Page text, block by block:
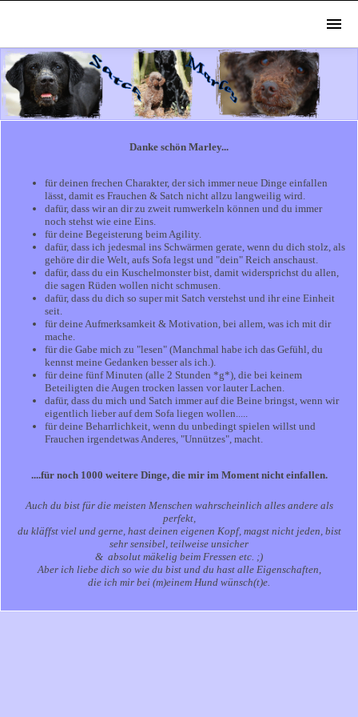
Danke schön Marley...
für deinen frechen Charakter, der sich immer neue Dinge einfallen
lässt, damit es Frauchen & Satch nicht allzu langweilig wird.
dafür, dass wir an dir zu zweit rumwerkeln können und du immer
noch stehst wie eine Eins.
für deine Begeisterung beim Agility.
dafür, dass ich jedesmal ins Schwärmen gerate, wenn du dich stolz, als
gehöre dir die Welt, aufs Sofa legst und "dein" Reich anschaust.
dafür, dass du ein Kuschelmonster bist, damit widersprichst du allen,
die sagen Rüden wollen nicht schmusen.
dafür, dass du dich so super mit Satch verstehst und ihr eine Einheit
seit.
für deine Aufmerksamkeit & Motivation, bei allem, was ich mit dir
mache.
für die Gabe mich zu "lesen" (Manchmal habe ich das Gefühl, du
kennst meine Gedanken besser als ich.).
für deine fünf Minuten (alle 2 Stunden *g*), die bei keinem
Beteiligten die Augen trocken lassen vor lauter Lachen.
dafür, dass du mich und Satch immer auf die Beine bringst, wenn wir
eigentlich lieber auf dem Sofa liegen wollen.....
für deine Beharrlichkeit, wenn du unbedingt spielen willst und
Frauchen irgendetwas Anderes, "Unnützes", macht.
....für noch 1000 weitere Dinge, die mir im Moment nicht einfallen.
Auch du bist für die meisten Menschen wahrscheinlich alles andere als
perfekt,
du kläffst viel und gerne, hast deinen eigenen Kopf, magst nicht jeden, bist
sehr sensibel, teilweise unsicher
& absolut mäkelig beim Fressen etc. ;)
Aber ich liebe dich so wie du bist und du hast alle Eigenschaften,
die ich mir bei (m)einem Hund wünsch(t)e.